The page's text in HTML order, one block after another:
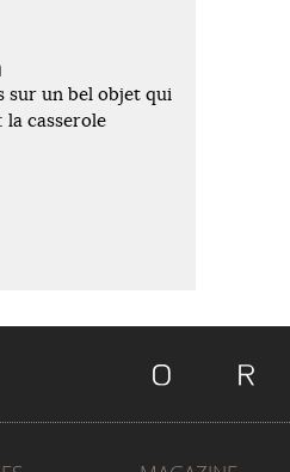
sur un bel objet qui
la casserole